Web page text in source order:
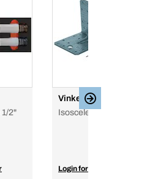
1/2"
Vinkelbeslag
Isosceles/ligesidet vinkel
Login for at se priser